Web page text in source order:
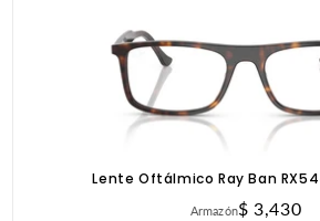
Lente Oftálmico Ray Ban
ArmazónPrecio
$ 3,430